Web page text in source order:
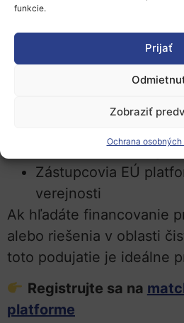
funkcie.
Prijať
Zobraziť
Ochrana osobných
Výskumné inštitúcie
Prevádzkovatelia
Priemyselné a
(skúsené aj nové)
oblasti čistej energie
Zástupcovia EÚ
verejnosti
Ak hľadáte financovanie
alebo riešenia v oblasti
toto podujatie je ideálne
Registrujte sa na
platforme